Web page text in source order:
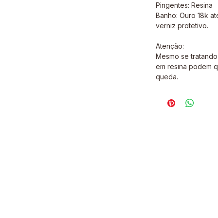
Pingentes: Resina
Banho: Ouro 18k
verniz protetivo.
Atenção:
Mesmo se
em resina podem
queda.